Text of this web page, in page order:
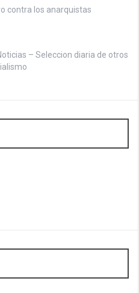
contra los anarquistas
– Seleccion diaria de otros